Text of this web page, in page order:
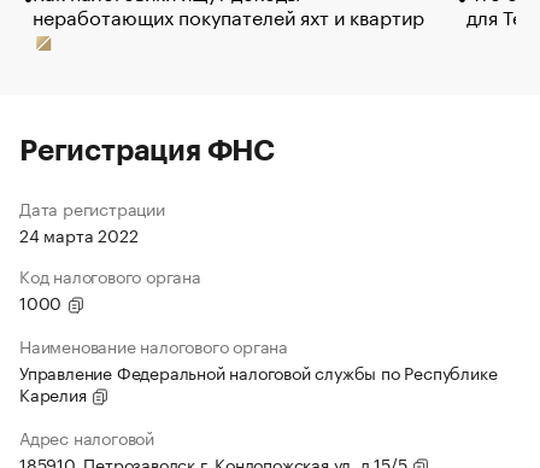
неработающих покупателей яхт и квартир
для
Регистрация ФНС
Дата регистрации
24 марта 2022
Код налогового органа
1000
Наименование налогового органа
Управление Федеральной налоговой службы по Республике
Карелия
Адрес налоговой